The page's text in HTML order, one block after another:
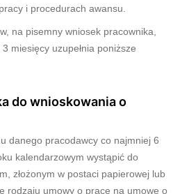
i procedurach awansu.
na pisemny wniosek pracownika,
miesięcy uzupełnia poniższe
do wnioskowania o
danego pracodawcy co najmniej 6
kalendarzowym wystąpić do
złożonym w postaci papierowej lub
rodzaju umowy o pracę na umowę o